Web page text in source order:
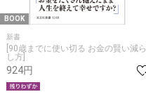
BOOK
新書
[90歳までに使い切る お金の賢い減ら
し方]
924円